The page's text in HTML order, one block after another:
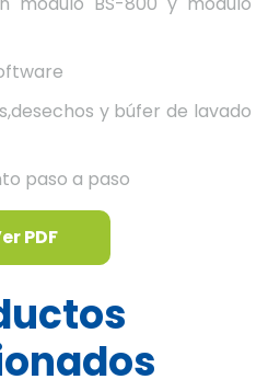
y búfer de lavado
paso a paso
PDF